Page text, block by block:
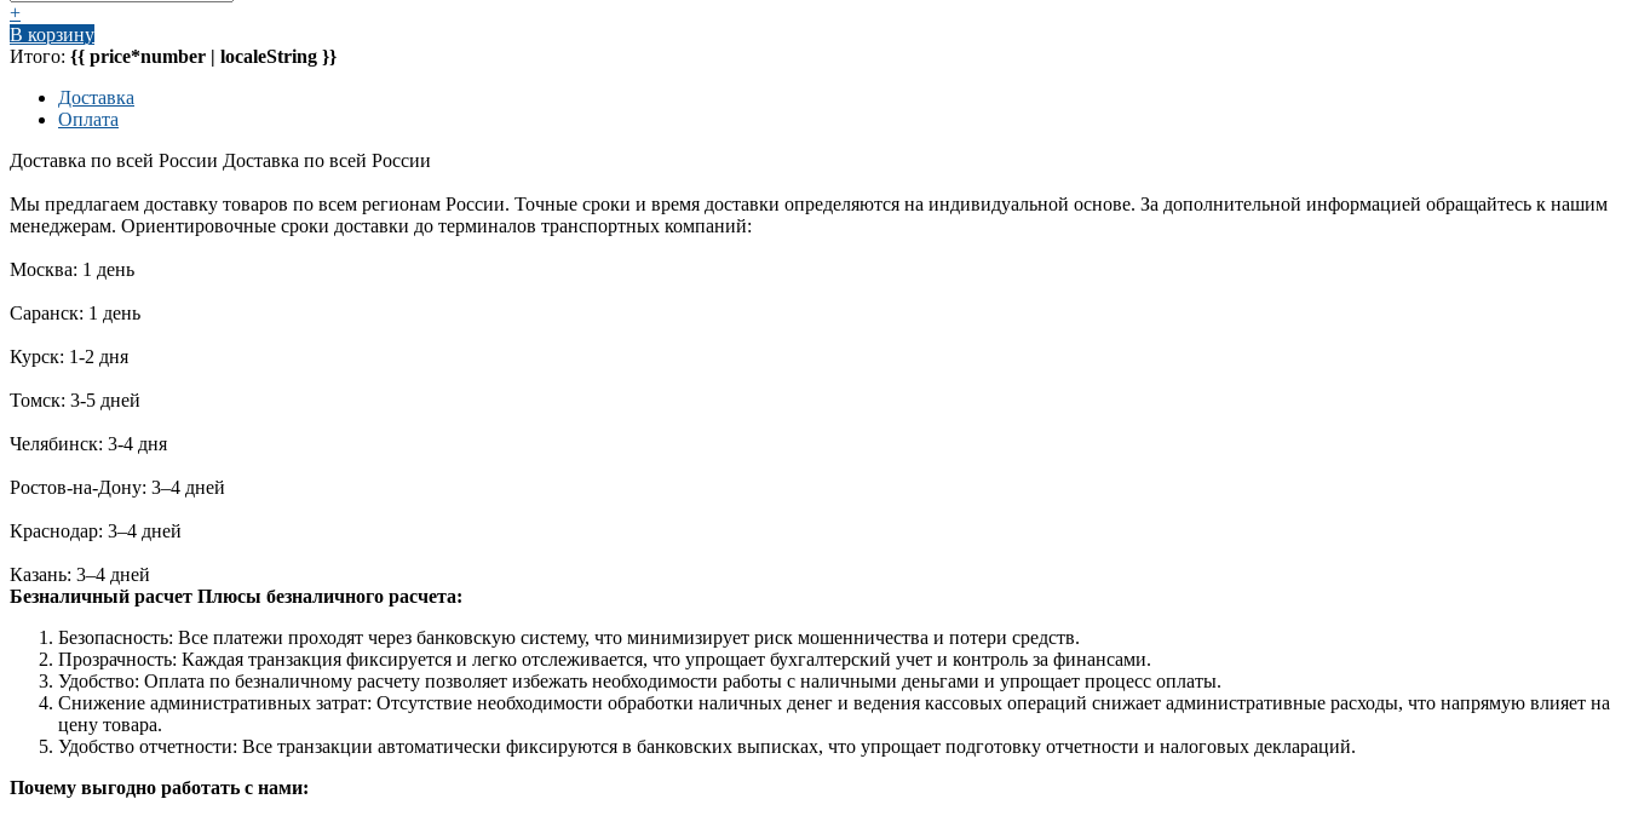
+
В корзину
Итого: {{ price*number | localeString }}
Доставка
Оплата
Доставка по всей России Доставка по всей России
Мы предлагаем доставку товаров по всем регионам России. Точные сроки и время доставки определяются на индивидуальной основе. За дополнительной информацией обращайтесь к нашим
менеджерам. Ориентировочные сроки доставки до терминалов транспортных компаний:
Москва: 1 день
Саранск: 1 день
Курск: 1-2 дня
Томск: 3-5 дней
Челябинск: 3-4 дня
Ростов-на-Дону: 3–4 дней
Краснодар: 3–4 дней
Казань: 3–4 дней
Безналичный расчет Плюсы безналичного расчета:
Безопасность: Все платежи проходят через банковскую систему, что минимизирует риск мошенничества и потери средств.
Прозрачность: Каждая транзакция фиксируется и легко отслеживается, что упрощает бухгалтерский учет и контроль за финансами.
Удобство: Оплата по безналичному расчету позволяет избежать необходимости работы с наличными деньгами и упрощает процесс оплаты.
Снижение административных затрат: Отсутствие необходимости обработки наличных денег и ведения кассовых операций снижает административные расходы, что напрямую влияет на
цену товара.
Удобство отчетности: Все транзакции автоматически фиксируются в банковских выписках, что упрощает подготовку отчетности и налоговых деклараций.
Почему выгодно работать с нами: